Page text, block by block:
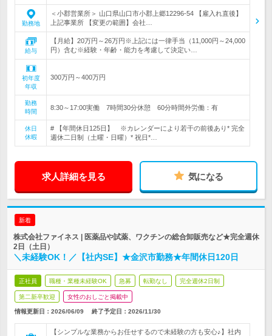
勤務地
＜小郡営業所＞ 山口県山口市小郡上郷12296-54 【雇入れ直後】
上記事業所 【変更の範囲】会社…
給与
【月給】20万円～26万円※上記には一律手当（11,000円～24,000
円）含む※経験・年齢・能力を考慮して決定い…
初年度
年収
300万円～400万円
勤務
時間
8:30～17:00実働 7時間30分休憩 60分時間外労働：有
休日
休暇
# 【年間休日125日】 ※カレンダーにより若干の前後あり* 完全
週休二日制（土曜・日曜）* 祝日*…
求人詳細を見る 気になる
新着
株式会社ファイネス | 医薬品や試薬、ワクチンの総合卸販売など★完全週休
2日（土日）
＼未経験OK！／【社内SE】★金沢市勤務★年間休日120日
正社員 職種・業種未経験OK 急募 転勤なし 完全週休2日制
第二新卒歓迎 女性のおしごと掲載中
情報更新日：2026/06/09 終了予定日： 2026/11/30
【シンプルな業務からお任せするので未経験の方も安心♪】社内